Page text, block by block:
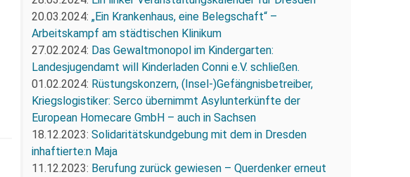
20.03.2024: „Ein Krankenhaus, eine Belegschaft“ –
Arbeitskampf am städtischen Klinikum
27.02.2024: Das Gewaltmonopol im Kindergarten:
Landesjugendamt will Kinderladen Conni e.V. schließen.
01.02.2024: Rüstungskonzern, (Insel-)Gefängnisbetreiber,
Kriegslogistiker: Serco übernimmt Asylunterkünfte der
European Homecare GmbH – auch in Sachsen
18.12.2023: Solidaritätskundgebung mit dem in Dresden
inhaftierte:n Maja
11.12.2023: Berufung zurück gewiesen – Querdenker erneut